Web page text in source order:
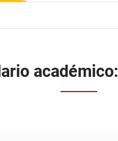
académico: